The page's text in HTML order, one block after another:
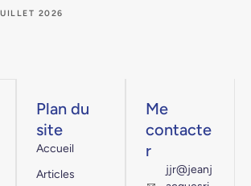
2026
Plan du
site
Accueil
Articles
Me
contacte
r
jjr@jeanj